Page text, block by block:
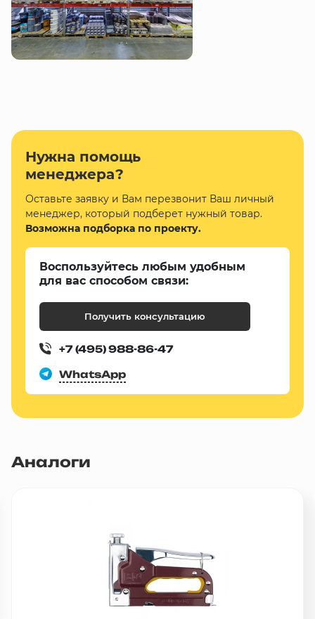
Нужна помощь
менеджера?
Оставьте заявку и Вам перезвонит Ваш личный
менеджер, который подберет нужный товар.
Возможна подборка по проекту.
Воспользуйтесь любым удобным
для вас способом связи:
Получить консультацию
+7 (495) 988-86-47
WhatsApp
Аналоги